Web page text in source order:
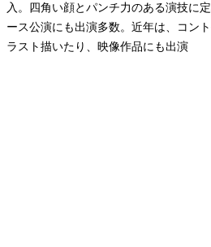
入。四角い顔とパンチ力のある演技に
ース公演にも出演多数。近年は、コン
ラスト描いたり、映像作品にも出演